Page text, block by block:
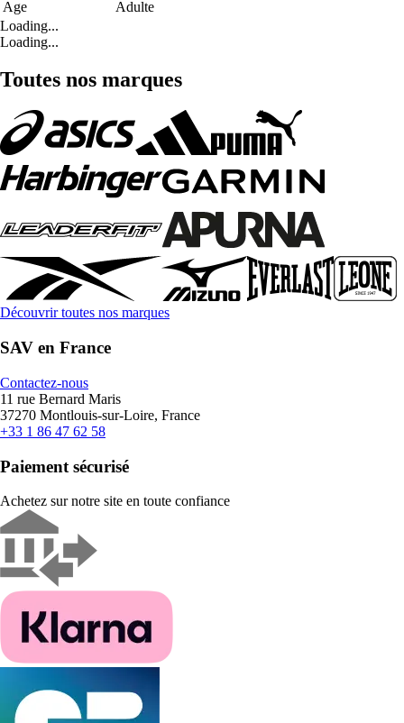
Age
Adulte
Loading...
Loading...
Toutes nos marques
Découvrir toutes nos marques
SAV en France
Contactez-nous
11 rue Bernard Maris
37270 Montlouis-sur-Loire, France
+33 1 86 47 62 58
Paiement sécurisé
Achetez sur notre site en toute confiance